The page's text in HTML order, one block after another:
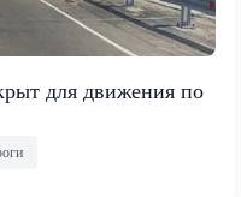
для движения по